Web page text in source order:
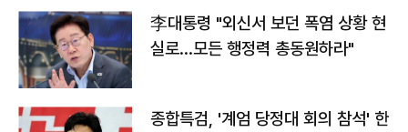
李대통령 "외신서 보던 폭염 상황 현
실로…모든 행정력 총동원하라"
종합특검, '계엄 당정대 회의 참석' 한